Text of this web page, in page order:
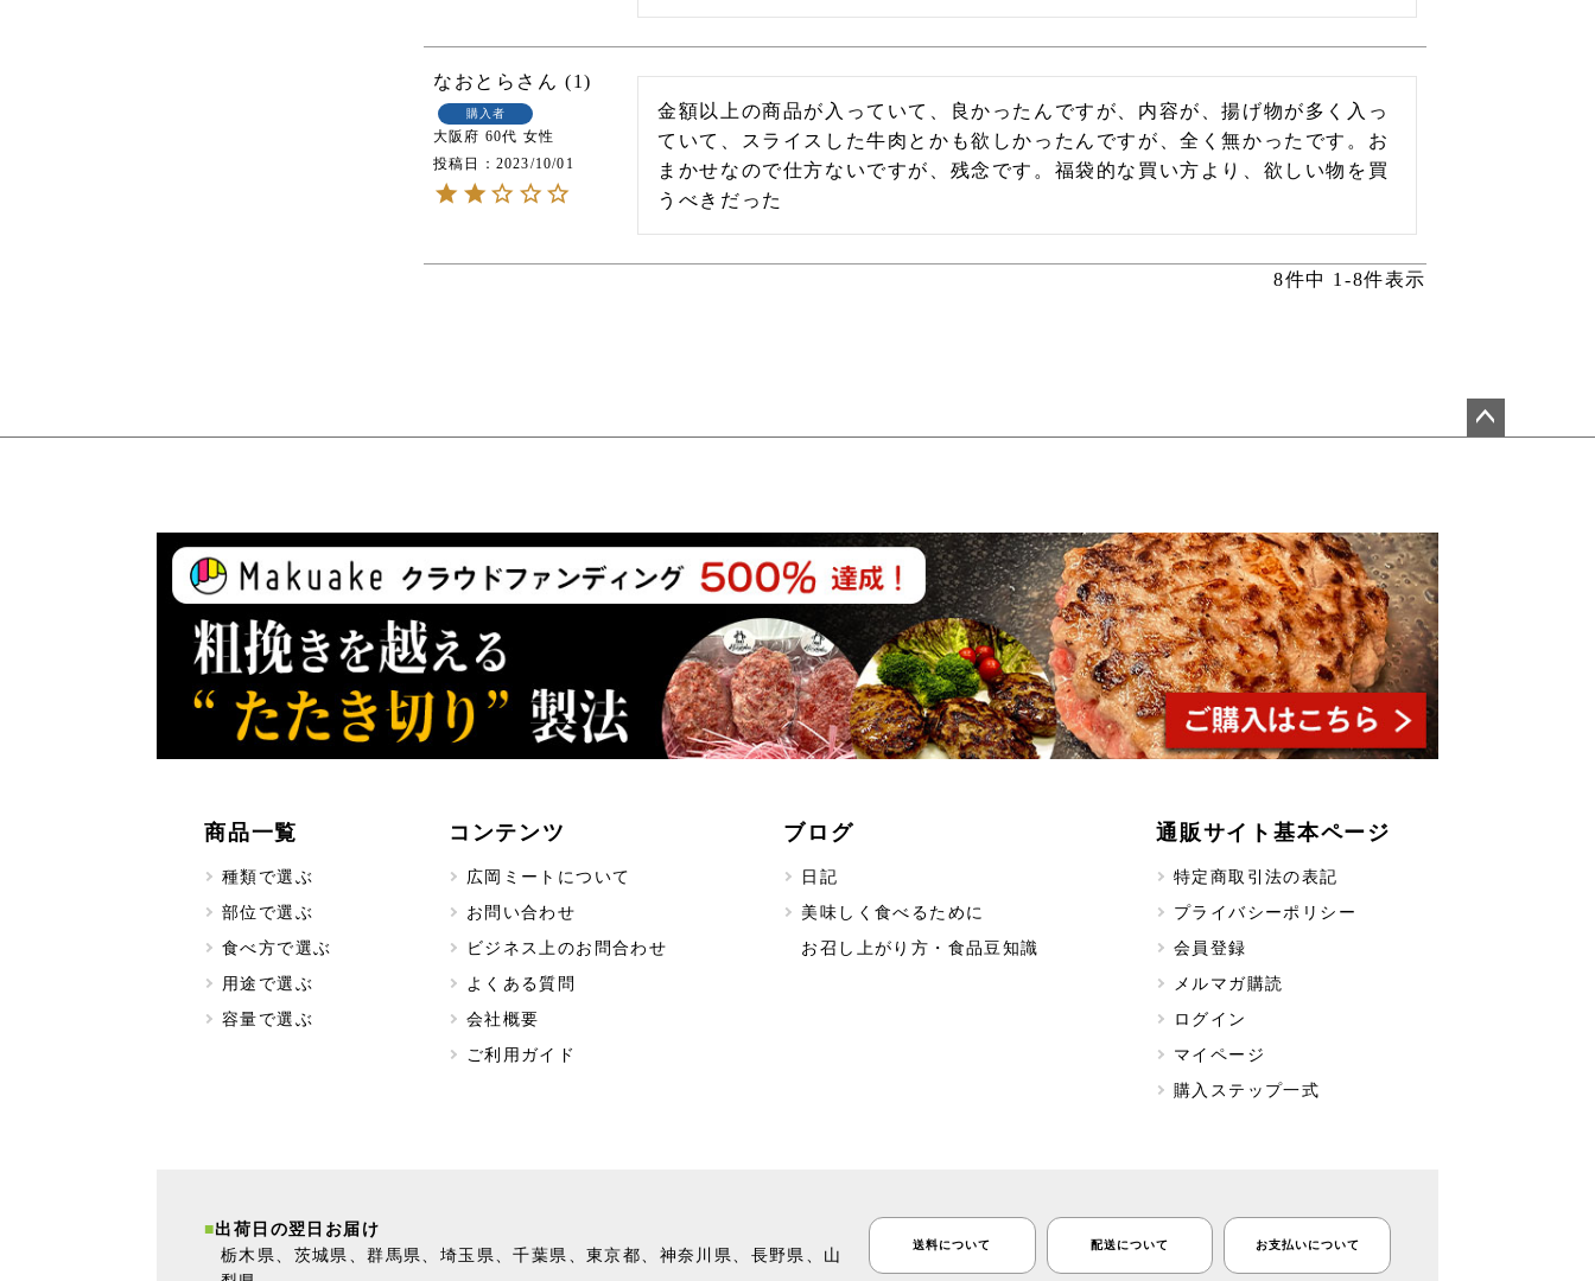
なおとら 1
購入者
大阪府 60代 女性
投稿日
2023/10/01
金額以上の商品が入っていて、良かったんですが、内容が、揚げ物が多く入っ
ていて、スライスした牛肉とかも欲しかったんですが、全く無かったです。お
まかせなので仕方ないですが、残念です。福袋的な買い方より、欲しい物を買
うべきだった
8件中 1 -8件表示
商品一覧
種類で選ぶ
部位で選ぶ
食べ方で選ぶ
用途で選ぶ
容量で選ぶ
コンテンツ
広岡ミートについて
お問い合わせ
ビジネス上のお問合わせ
よくある質問
会社概要
ご利用ガイド
ブログ
日記
美味しく食べるために
お召し上がり方・食品豆知識
通販サイト基本ページ
特定商取引法の表記
プライバシーポリシー
会員登録
メルマガ購読
ログイン
マイページ
購入ステップ一式
出荷日の翌日お届け
栃木県、茨城県、群馬県、埼玉県、千葉県、東京都、神奈川県、長野県、山
送料について 配送について お支払いについて